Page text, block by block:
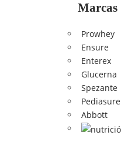
Marcas
Prowhey
Ensure
Enterex
Glucerna
Spezante
Pediasure
Abbott